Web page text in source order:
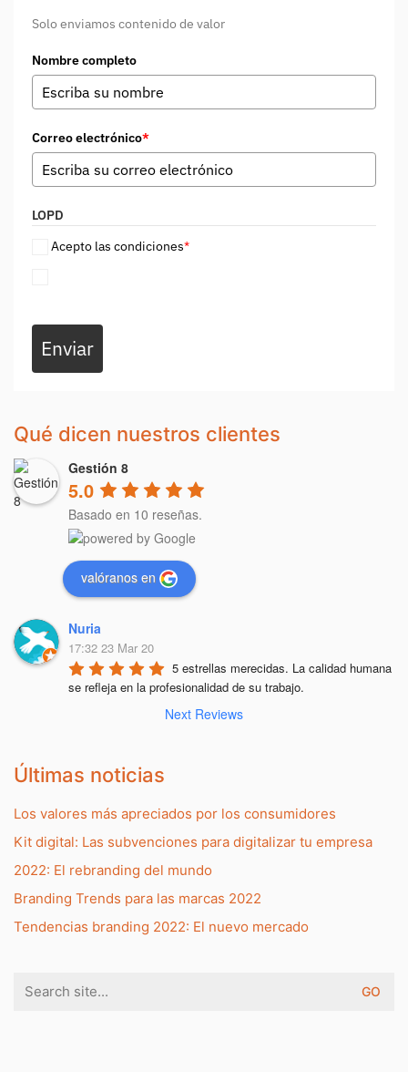
Solo enviamos contenido de valor
Nombre completo
Correo electrónico*
LOPD
Acepto las condiciones*
Enviar
Qué dicen nuestros clientes
Gestión 8
5.0
Basado en 10 reseñas.
valóranos en
Nuria
17:32 23 Mar 20
5 estrellas merecidas. La calidad humana
se refleja en la profesionalidad de su trabajo.
Next Reviews
Últimas noticias
Los valores más apreciados por los consumidores
Kit digital: Las subvenciones para digitalizar tu empresa
2022: El rebranding del mundo
Branding Trends para las marcas 2022
Tendencias branding 2022: El nuevo mercado
for: